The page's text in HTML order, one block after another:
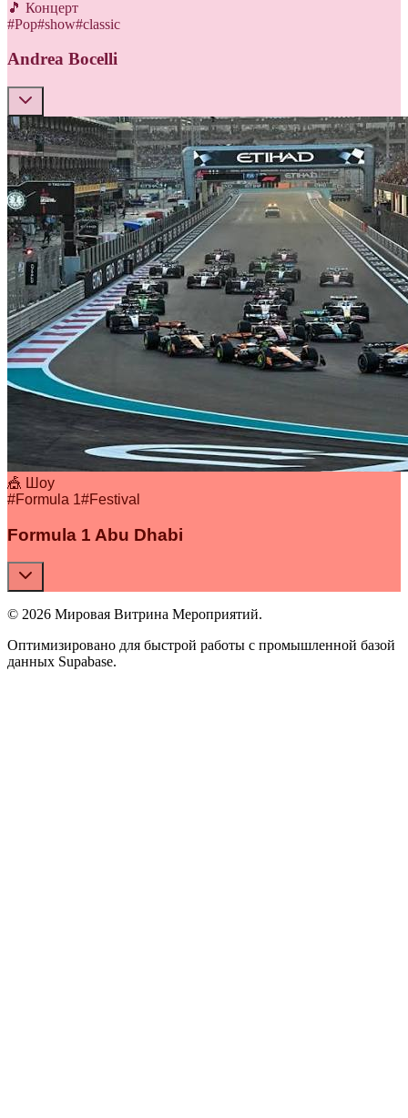
🎵 Концерт
#Pop#show#classic
Andrea Bocelli
🎪 Шоу
#Formula 1#Festival
Formula 1 Abu Dhabi
© 2026 Мировая Витрина Мероприятий.
Оптимизировано для быстрой работы с промышленной базой
данных Supabase.